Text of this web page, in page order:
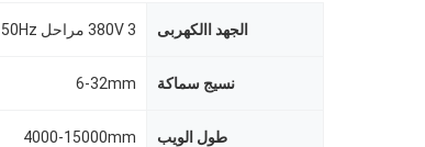
الجهد االكهربى 380V 3 مراحل 50Hz أو حسب الطلب
نسيج سماكة 6-32mm
طول الويب 4000-15000mm